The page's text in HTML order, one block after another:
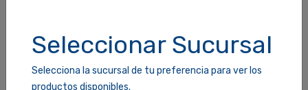
Seleccionar Sucursal
Selecciona la sucursal de tu preferencia para ver los
productos disponibles.